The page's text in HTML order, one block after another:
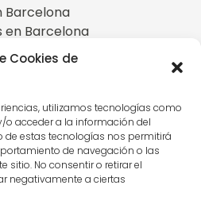
Cookies de
utilizamos tecnologías como
acceder a la información del
de estas tecnologías nos permitirá
de navegación o las
sitio. No consentir o retirar el
negativamente a ciertas
Barcelona
en Barcelona
con Alzheimer
con Parkinson
con ELA
para personas que